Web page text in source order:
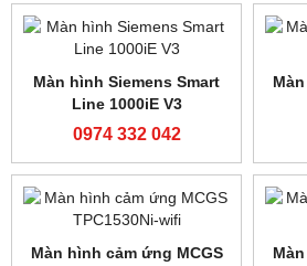
32MR/ES-A
0974 332 042
Cảm biến Banner
R58ECRGB1 giá tốt
0974 332 042
Bộ